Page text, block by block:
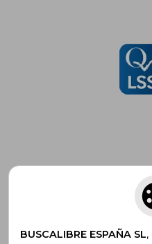
Suscríbete para
BUSCALIBRE ESPAÑA SL